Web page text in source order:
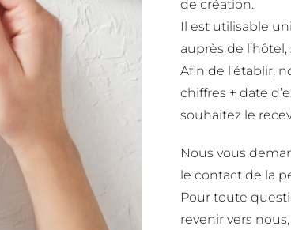
de création.
Il est utilisable
auprès de
Afin de l’établir,
chiffres + date
souhaitez le
Nous vous
le contact de la
Pour toute
revenir vers